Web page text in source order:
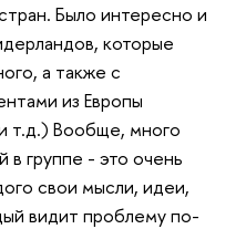
Было интересно и
которые
а также с
из Европы
т.д.) Вообще, много
в группе - это очень
свои мысли, идеи,
видит проблему по-